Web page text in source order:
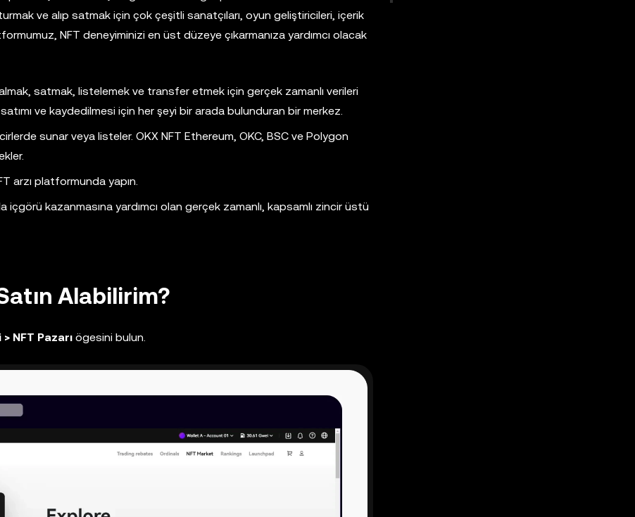
ve alıp satmak için çok çeşitli sanatçıları, oyun geliştiricileri, içerik
NFT deneyiminizi en üst düzeye çıkarmanıza yardımcı olacak
almak, satmak, listelemek ve transfer etmek için gerçek zamanlı verileri
ve kaydedilmesi için her şeyi bir arada bulunduran bir merkez.
sunar veya listeler. OKX NFT Ethereum, OKC, BSC ve Polygon
arzı platformunda yapın.
içgörü kazanmasına yardımcı olan gerçek zamanlı, kapsamlı zincir üstü
Alabilirim?
NFT Pazarı ögesini bulun.